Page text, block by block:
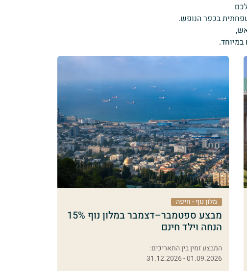
בכפר הנופש.
מלון נוף - חיפה
מבצע ספטמבר–דצמבר במלון נוף 15%
הנחה וילד חינם
המבצע זמין בין התאריכים:
01.09.2026 - 31.12.2026